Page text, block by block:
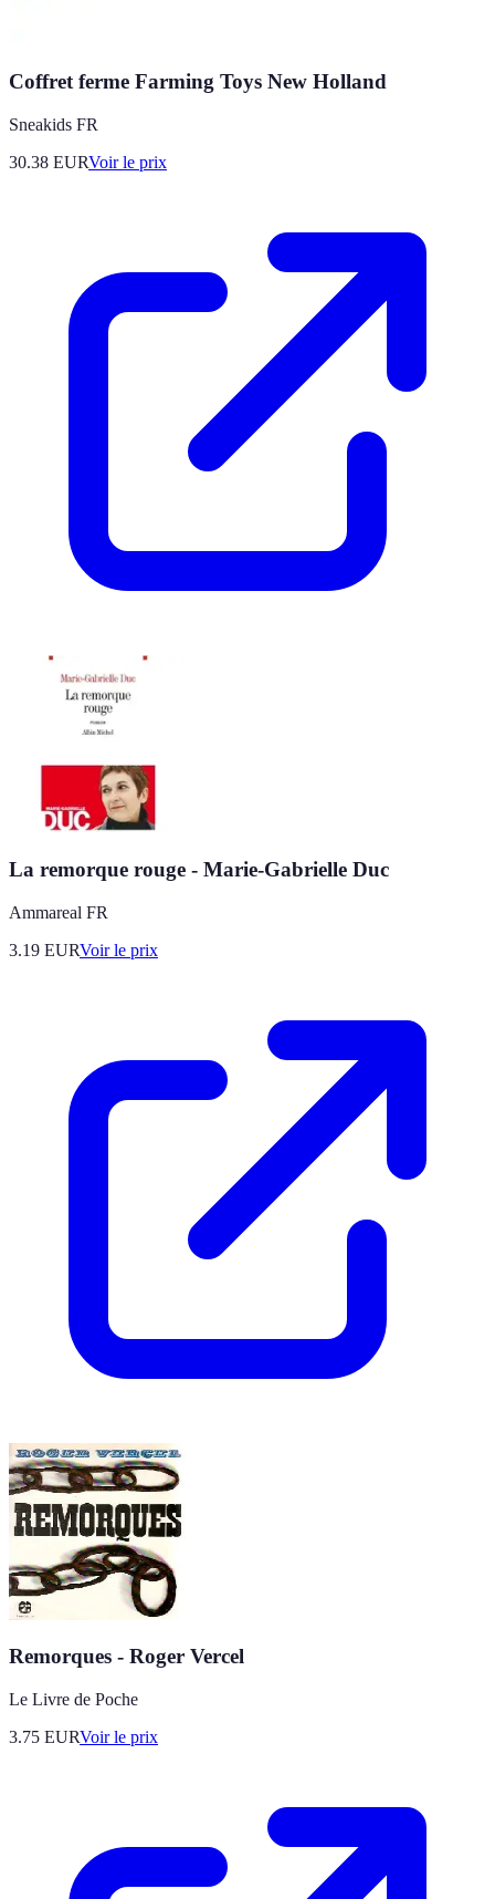
Coffret ferme Farming Toys New Holland
Sneakids FR
30.38 EURVoir le prix
La remorque rouge - Marie-Gabrielle Duc
Ammareal FR
3.19 EURVoir le prix
Remorques - Roger Vercel
Le Livre de Poche
3.75 EURVoir le prix